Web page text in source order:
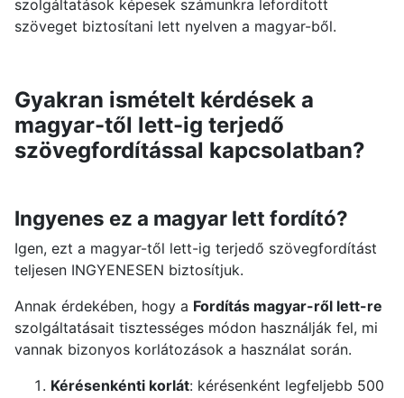
szolgáltatások képesek számunkra lefordított
szöveget biztosítani lett nyelven a magyar-ből.
Gyakran ismételt kérdések a
magyar-től lett-ig terjedő
szövegfordítással kapcsolatban?
Ingyenes ez a magyar lett fordító?
Igen, ezt a magyar-től lett-ig terjedő szövegfordítást
teljesen INGYENESEN biztosítjuk.
Annak érdekében, hogy a Fordítás magyar-ről lett-re
szolgáltatásait tisztességes módon használják fel, mi
vannak bizonyos korlátozások a használat során.
Kérésenkénti korlát: kérésenként legfeljebb 500